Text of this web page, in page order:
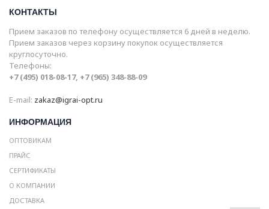
КОНТАКТЫ
Прием заказов по телефону осуществляется 6 дней в неделю.
Прием заказов через корзину покупок осуществляется
круглосуточно.
Телефоны:
+7 (495) 018-08-17, +7 (965) 348-88-09
E-mail: zakaz@igrai-opt.ru
ИНФОРМАЦИЯ
ОПТОВИКАМ
ПРАЙС
СЕРТИФИКАТЫ
О КОМПАНИИ
ДОСТАВКА